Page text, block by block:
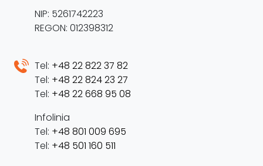
NIP: 5261742223
REGON: 012398312
Tel: +48 22 822 37 82
Tel: +48 22 824 23 27
Tel: +48 22 668 95 08
Infolinia
Tel: +48 801 009 695
Tel: +48 501 160 511